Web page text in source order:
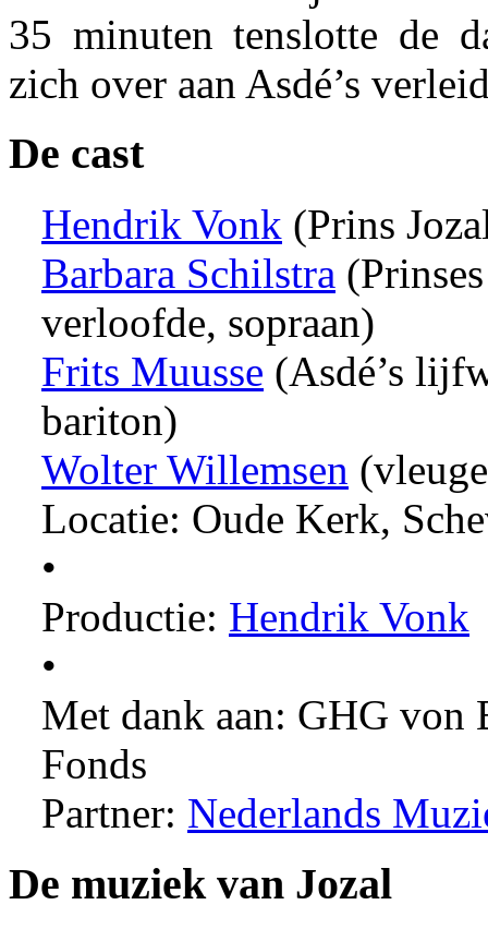
35 minuten tenslotte de
zich over aan Asdé’s
De cast
Hendrik Vonk (Prins
Barbara Schilstra
verloofde, sopraan)
Frits Muusse (Asdé’s
bariton)
Wolter Willemsen
Locatie: Oude Kerk,
•
Productie: Hendrik Vonk
•
Met dank aan: GHG von
Fonds
Partner: Nederlands
De muziek van Jozal